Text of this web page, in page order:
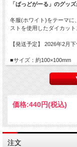
「ばっどがーる」のグッズ
冬服(ホワイト)をテーマに
ストを使用したダイカット
【発送予定】 2026年2月
■サイズ：約100×100mm
■素材：紙
【ご注意】
※こちらの商品はご注文時
ご了承ください。
※他の商品を一緒にご購
※受注生産商品のため、お
い。
※他商品と一緒に購入した
価格:440円(税込)
注文